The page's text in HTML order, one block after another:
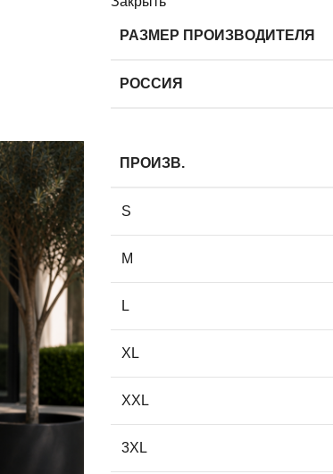
РАЗМЕР ПРОИЗВОДИТЕЛЯ
РОССИЯ
ПРОИЗВ.
S
M
L
XL
XXL
3XL